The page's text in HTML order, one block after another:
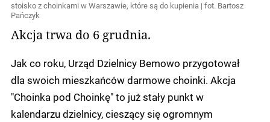
stoisko z choinkami w Warszawie, które są do kupienia | fot. Bartosz
Pańczyk
Akcja trwa do 6 grudnia.
Jak co roku, Urząd Dzielnicy Bemowo przygotował
dla swoich mieszkańców darmowe choinki. Akcja
"Choinka pod Choinkę" to już stały punkt w
kalendarzu dzielnicy, cieszący się ogromnym